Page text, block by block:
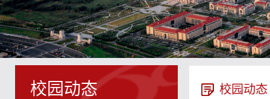
校园动态 校园动态